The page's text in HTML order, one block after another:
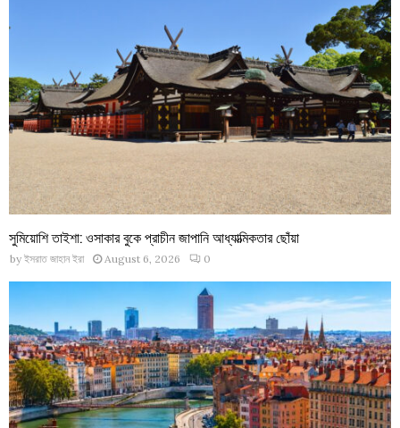
সুমিয়োশি তাইশা: ওসাকার বুকে প্রাচীন জাপানি আধ্যাত্মিকতার ছোঁয়া
by ইসরাত জাহান ইরা August 6, 2026 0